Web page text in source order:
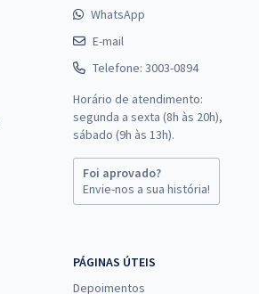
WhatsApp
E-mail
Telefone: 3003-0894
Horário de atendimento:
segunda a sexta (8h às 20h),
sábado (9h às 13h).
Foi aprovado?
Envie-nos a sua história!
PÁGINAS ÚTEIS
Depoimentos